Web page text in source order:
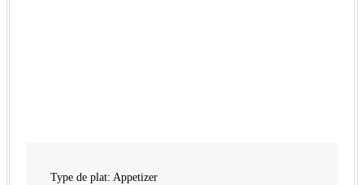
Type de plat: Appetizer